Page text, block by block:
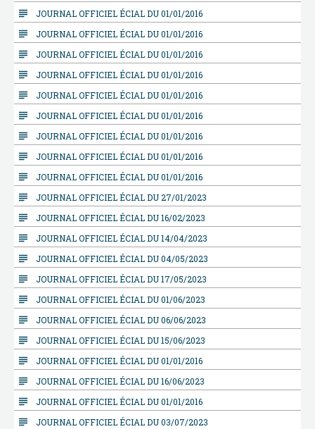
subject JOURNAL OFFICIEL ÉCIAL DU 01/01/2016
subject JOURNAL OFFICIEL ÉCIAL DU 01/01/2016
subject JOURNAL OFFICIEL ÉCIAL DU 01/01/2016
subject JOURNAL OFFICIEL ÉCIAL DU 01/01/2016
subject JOURNAL OFFICIEL ÉCIAL DU 01/01/2016
subject JOURNAL OFFICIEL ÉCIAL DU 01/01/2016
subject JOURNAL OFFICIEL ÉCIAL DU 01/01/2016
subject JOURNAL OFFICIEL ÉCIAL DU 01/01/2016
subject JOURNAL OFFICIEL ÉCIAL DU 01/01/2016
subject JOURNAL OFFICIEL ÉCIAL DU 27/01/2023
subject JOURNAL OFFICIEL ÉCIAL DU 16/02/2023
subject JOURNAL OFFICIEL ÉCIAL DU 14/04/2023
subject JOURNAL OFFICIEL ÉCIAL DU 04/05/2023
subject JOURNAL OFFICIEL ÉCIAL DU 17/05/2023
subject JOURNAL OFFICIEL ÉCIAL DU 01/06/2023
subject JOURNAL OFFICIEL ÉCIAL DU 06/06/2023
subject JOURNAL OFFICIEL ÉCIAL DU 15/06/2023
subject JOURNAL OFFICIEL ÉCIAL DU 01/01/2016
subject JOURNAL OFFICIEL ÉCIAL DU 16/06/2023
subject JOURNAL OFFICIEL ÉCIAL DU 01/01/2016
subject JOURNAL OFFICIEL ÉCIAL DU 03/07/2023